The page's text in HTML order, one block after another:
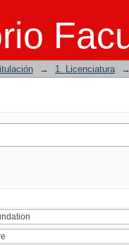
→ 1. Licenciatura